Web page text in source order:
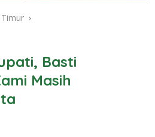
Basti
Masih